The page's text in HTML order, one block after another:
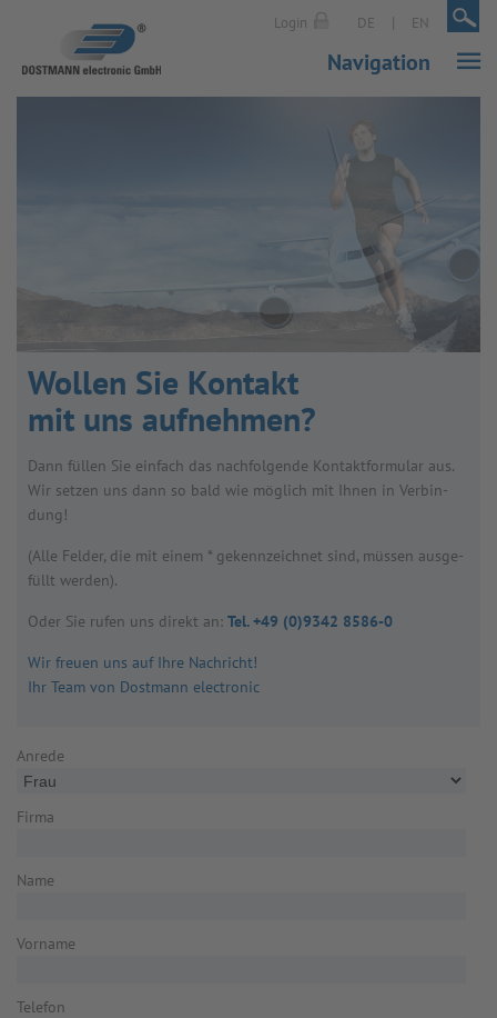
Login DE | EN |
Navigation
Wol­len Sie Kon­takt
mit uns auf­neh­men?
Dann fül­len Sie ein­fach das nach­fol­gende Kon­takt­for­mu­lar aus.
Wir set­zen uns dann so bald wie mög­lich mit Ihnen in Ver­bin­
dung!
(Alle Fel­der, die mit einem * gekenn­zeich­net sind, müs­sen aus­ge­
füllt wer­den).
Oder Sie rufen uns direkt an: Tel. +49 (0)9342 8586-0
Wir freuen uns auf Ihre Nachricht!
Ihr Team von Dostmann electronic
Anrede
Firma
Name
Vorname
Telefon